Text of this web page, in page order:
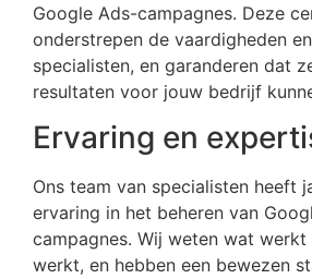
Google Ads-campagnes. Deze
onderstrepen de vaardigheden
specialisten, en garanderen dat
resultaten voor jouw bedrijf
Ervaring en
Ons team van specialisten heeft
ervaring in het beheren van
campagnes. Wij weten wat
werkt, en hebben een bewezen